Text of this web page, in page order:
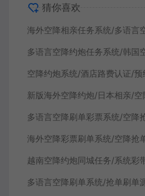
猜你喜欢